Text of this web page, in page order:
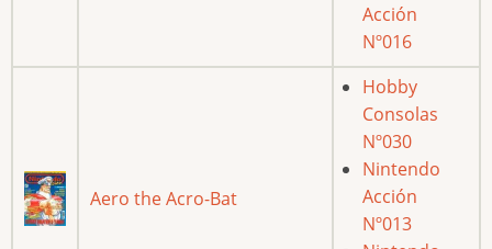
Acción
Nº016
Aero the Acro-Bat
Hobby
Consolas
Nº030
Nintendo
Acción
Nº013